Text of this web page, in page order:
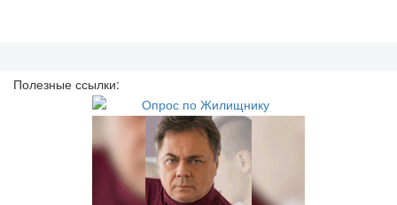
Полезные ссылки: